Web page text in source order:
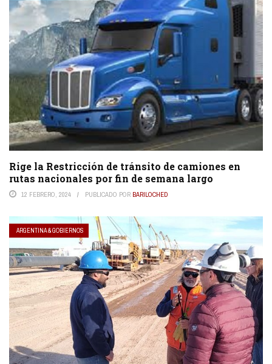
Rige la Restricción de tránsito de camiones en
rutas nacionales por fin de semana largo
12 FEBRERO, 2024 PUBLICADO POR BARILOCHED
ARGENTINA & GOBIERNOS